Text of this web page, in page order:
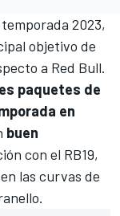
2023,
objetivo de
a Red Bull.
paquetes de
en
buen
con el RB19,
las curvas de